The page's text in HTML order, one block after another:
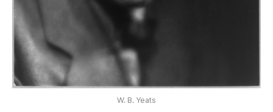
W. B. Yeats